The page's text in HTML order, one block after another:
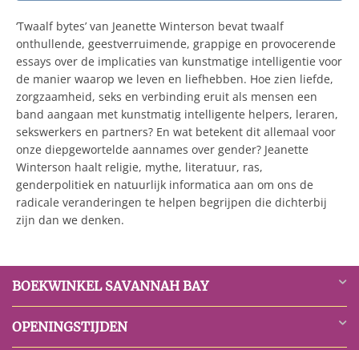
‘Twaalf bytes’ van Jeanette Winterson bevat twaalf
onthullende, geestverruimende, grappige en provocerende
essays over de implicaties van kunstmatige intelligentie voor
de manier waarop we leven en liefhebben. Hoe zien liefde,
zorgzaamheid, seks en verbinding eruit als mensen een
band aangaan met kunstmatig intelligente helpers, leraren,
sekswerkers en partners? En wat betekent dit allemaal voor
onze diepgewortelde aannames over gender? Jeanette
Winterson haalt religie, mythe, literatuur, ras,
genderpolitiek en natuurlijk informatica aan om ons de
radicale veranderingen te helpen begrijpen die dichterbij
zijn dan we denken.
BOEKWINKEL SAVANNAH BAY
OPENINGSTIJDEN